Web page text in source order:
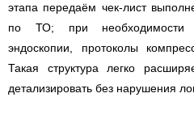
этапа передаём чек-лист
по ТО; при необходимости
эндоскопии, протоколы
Такая структура легко
детализировать без нарушения